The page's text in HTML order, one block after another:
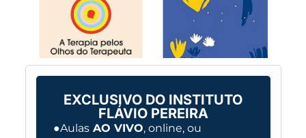
EXCLUSIVO DO INSTITUTO
FLÁVIO PEREIRA
●AulasAO VIVO, online, ou